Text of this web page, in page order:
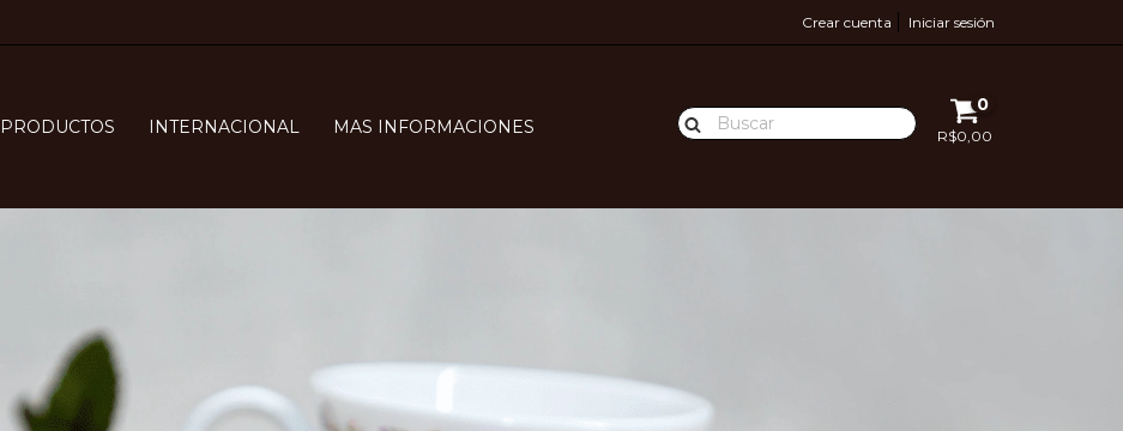
Crear cuenta Iniciar sesión
PRODUCTOS INTERNACIONAL MAS INFORMACIONES
0
R$0,00